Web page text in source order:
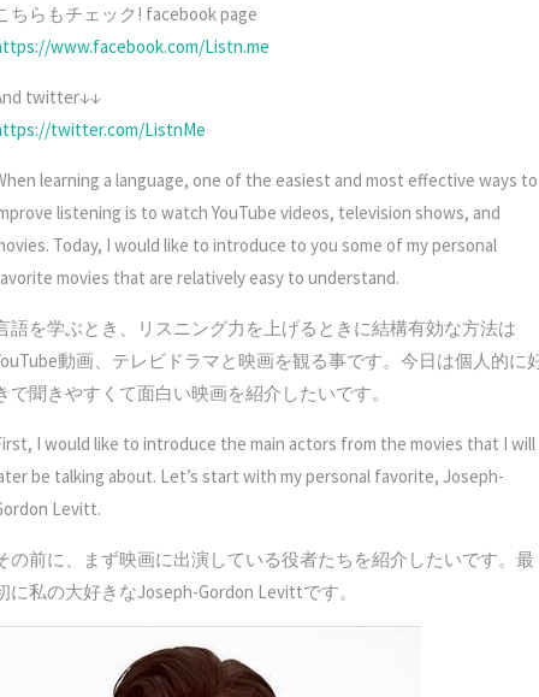
ちらもチェック! facebook page
www.facebook.com/Listn.me
twitter↓↓
twitter.com/ListnMe
learning a language, one of the easiest and most effective ways to
listening is to watch YouTube videos, television shows, and
Today, I would like to introduce to you some of my personal
movies that are relatively easy to understand.
語を学ぶとき、リスニング力を上げるときに結構有効な方法は
動画、テレビドラマと映画を観る事です。今日は個人的に
で聞きやすくて面白い映画を紹介したいです。
I would like to introduce the main actors from the movies that I will
be talking about. Let’s start with my personal favorite, Joseph-
Levitt.
の前に、まず映画に出演している役者たちを紹介したいです。最
に私の大好きなJoseph-Gordon Levittです。